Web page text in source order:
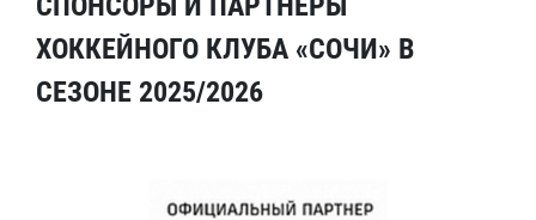
ХОККЕЙНОГО КЛУБА «СОЧИ» В
СЕЗОНЕ 2025/2026